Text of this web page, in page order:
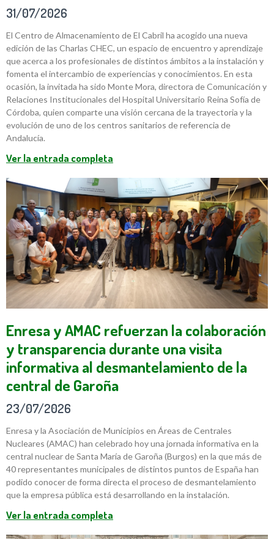
31/07/2026
El Centro de Almacenamiento de El Cabril ha acogido una nueva
edición de las Charlas CHEC, un espacio de encuentro y aprendizaje
que acerca a los profesionales de distintos ámbitos a la instalación y
fomenta el intercambio de experiencias y conocimientos. En esta
ocasión, la invitada ha sido Monte Mora, directora de Comunicación y
Relaciones Institucionales del Hospital Universitario Reina Sofía de
Córdoba, quien comparte una visión cercana de la trayectoria y la
evolución de uno de los centros sanitarios de referencia de
Andalucía.
Ver la entrada completa
Enresa y AMAC refuerzan la colaboración
y transparencia durante una visita
informativa al desmantelamiento de la
central de Garoña
23/07/2026
Enresa y la Asociación de Municipios en Áreas de Centrales
Nucleares (AMAC) han celebrado hoy una jornada informativa en la
central nuclear de Santa María de Garoña (Burgos) en la que más de
40 representantes municipales de distintos puntos de España han
podido conocer de forma directa el proceso de desmantelamiento
que la empresa pública está desarrollando en la instalación.
Ver la entrada completa